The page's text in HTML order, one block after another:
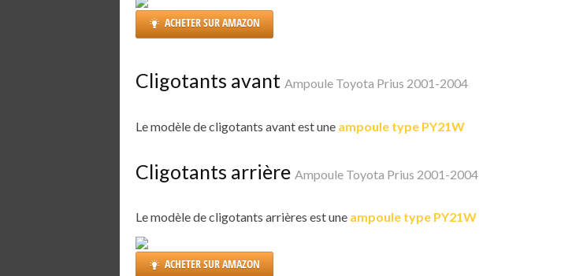
ACHETER SUR AMAZON
Cligotants avant Ampoule Toyota Prius 2001-2004
Le modèle de cligotants avant est une ampoule type PY21W
Cligotants arrière Ampoule Toyota Prius 2001-2004
Le modèle de cligotants arrières est une ampoule type PY21W
ACHETER SUR AMAZON